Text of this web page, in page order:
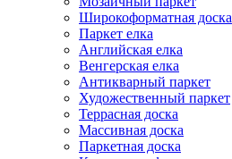
Широкоформатная доска
Паркет елка
Английская елка
Венгерская елка
Антикварный паркет
Художественный паркет
Террасная доска
Массивная доска
Паркетная доска